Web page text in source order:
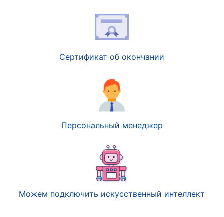
Сертификат об окончании
Персональный менеджер
Можем подключить искусственный интеллект